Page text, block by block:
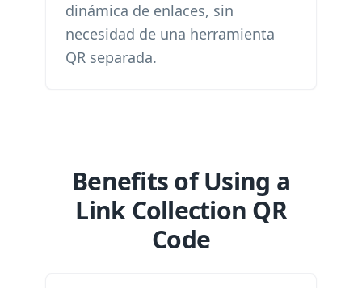
dinámica de enlaces, sin
necesidad de una herramienta
QR separada.
Benefits of Using a
Link Collection QR
Code